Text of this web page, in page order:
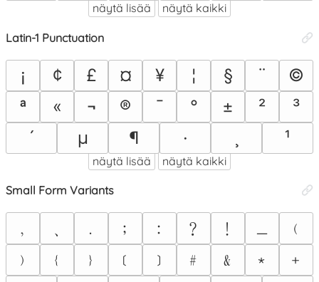
näytä lisää näytä kaikki
Latin-1 Punctuation
¡ ¢ £ ¤ ¥ ¦ § ¨
©
ª
« ¬ ® ¯ ° ± ²
³
´
μ ¶ · ¹
näytä lisää näytä kaikki
Small Form Variants
﹐ ﹑ ﹒ ﹔ ﹕ ﹖ ﹗ ﹘
﹙
﹚
﹛ ﹜ ﹝ ﹞ ﹟ ﹠ ﹡
﹢